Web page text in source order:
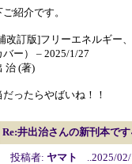
ご紹介です。
改訂版]フリーエネルギー
バー） – 2025/1/27
治 (著)
だったらやばいね！！
Re:井出治さんの新刊本で
投稿者: ヤマト
..2025/02/